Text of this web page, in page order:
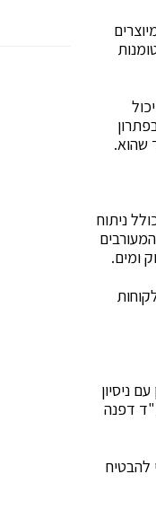
שהוא.
ניתוח
ומים.
ניסיון
דפנה
להבטיח